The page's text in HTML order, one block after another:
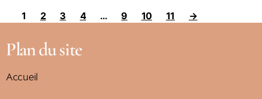
1 2 3 4 … 9 10 11 →
Plan du site
Accueil